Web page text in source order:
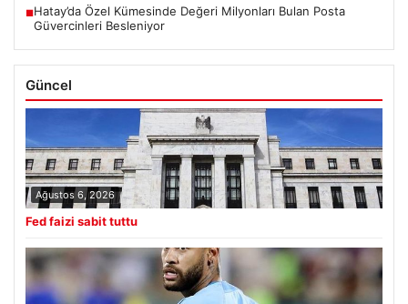
■Hatay’da Özel Kümesinde Değeri Milyonları Bulan Posta
Güvercinleri Besleniyor
Güncel
Ağustos 6, 2026
Fed faizi sabit tuttu